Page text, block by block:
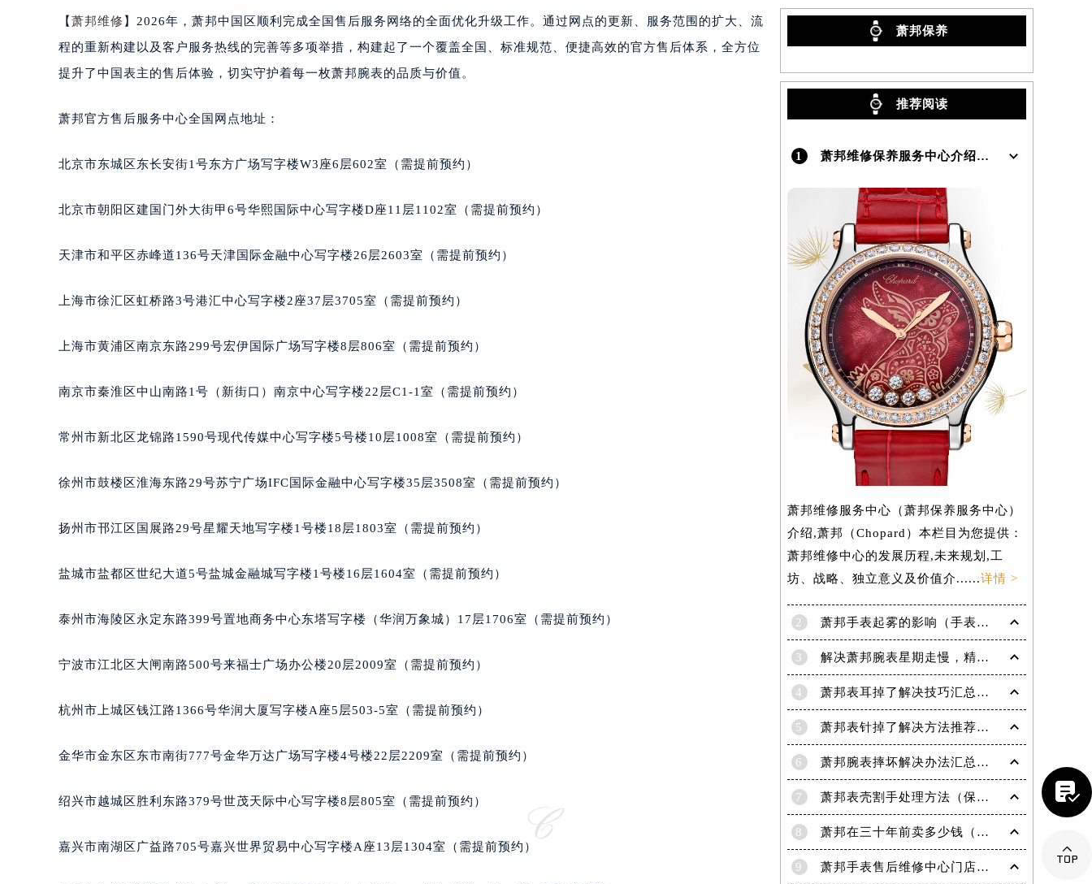
【萧邦维修 】2026年，萧邦中国区顺利完成全国售后服务网络的全面优化升级工作。通过网点的更新、服务范围的扩大、流
程的重新构建以及客户服务热线的完善等多项举措，构建起了一个覆盖全国、标准规范、便捷高效的官方售后体系，全方位
提升了中国表主的售后体验，切实守护着每一枚萧邦腕表的品质与价值。
萧邦官方售后服务中心全国网点地址：
北京市东城区东长安街1号东方广场写字楼W3座6层602室（需提前预约）
北京市朝阳区建国门外大街甲6号华熙国际中心写字楼D座11层1102室（需提前预约）
天津市和平区赤峰道136号天津国际金融中心写字楼26层2603室（需提前预约）
上海市徐汇区虹桥路3号港汇中心写字楼2座37层3705室（需提前预约）
上海市黄浦区南京东路299号宏伊国际广场写字楼8层806室（需提前预约）
南京市秦淮区中山南路1号（新街口）南京中心写字楼22层C1-1室（需提前预约）
常州市新北区龙锦路1590号现代传媒中心写字楼5号楼10层1008室（需提前预约）
徐州市鼓楼区淮海东路29号苏宁广场IFC国际金融中心写字楼35层3508室（需提前预约）
扬州市邗江区国展路29号星耀天地写字楼1号楼18层1803室（需提前预约）
盐城市盐都区世纪大道5号盐城金融城写字楼1号楼16层1604室（需提前预约）
泰州市海陵区永定东路399号置地商务中心东塔写字楼（华润万象城）17层1706室（需提前预约）
宁波市江北区大闸南路500号来福士广场办公楼20层2009室（需提前预约）
杭州市上城区钱江路1366号华润大厦写字楼A座5层503-5室（需提前预约）
金华市金东区东市南街777号金华万达广场写字楼4号楼22层2209室（需提前预约）
绍兴市越城区胜利东路379号世茂天际中心写字楼8层805室（需提前预约）
嘉兴市南湖区广益路705号嘉兴世界贸易中心写字楼A座13层1304室（需提前预约）
萧邦保养
推荐阅读
1 萧邦维修保养服务中心介绍 | Chopard
萧邦维修服务中心（萧邦保养服务中心）
介绍,萧邦（Chopard）本栏目为您提供：
萧邦维修中心的发展历程,未来规划,工
坊、战略、独立意义及价值介......详情 >
2 萧邦手表起雾的影响（手表起雾维护建议）
3 解决萧邦腕表星期走慢，精准调校秘籍在这里
4 萧邦表耳掉了解决技巧汇总（轻松修复爱表的小妙招）
5 萧邦表针掉了解决方法推荐（轻松修复你的爱表）
6 萧邦腕表摔坏解决办法汇总（专业修复与日常保养技巧）
7 萧邦表壳割手处理方法（保养与修复技巧指南）
8 萧邦在三十年前卖多少钱（名表价格变迁的历史洞察）
9 萧邦手表售后维修中心门店地址

